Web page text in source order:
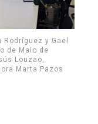
y Gael
de Maio de
Louzao,
Marta Pazos